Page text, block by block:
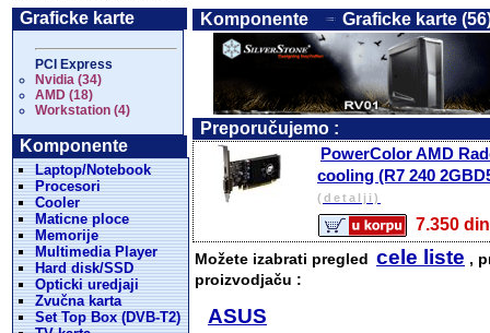
Graficke karte
PCI Express
Nvidia (34)
AMD (18)
Workstation (4)
Komponente
Laptop/Notebook
Procesori
Cooler
Maticne ploce
Memorije
Multimedia Player
Hard disk/SSD
Opticki uredjaji
Zvučna karta
Set Top Box (DVB-T2)
Komponente Graficke karte
Preporučujemo :
PowerColor AMD
cooling (R7 240
(detalji)
7.350
Možete izabrati pregled cele liste ,
proizvodjaču :
ASUS